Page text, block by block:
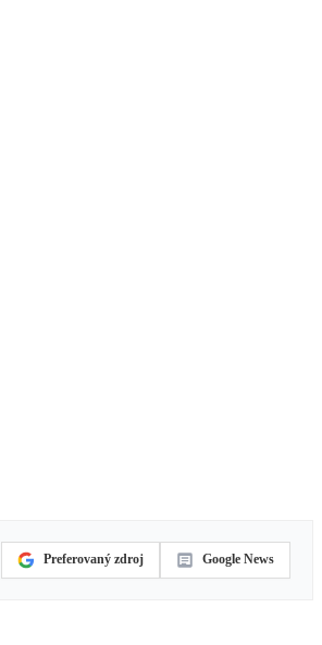
Preferovaný zdroj Google News